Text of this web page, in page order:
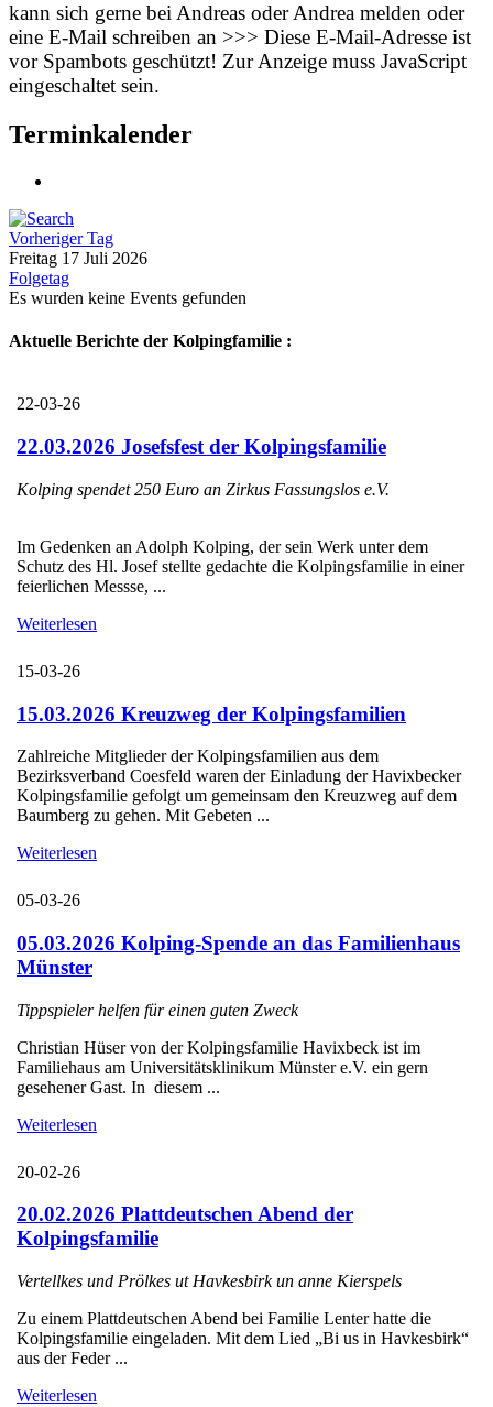
kann sich gerne bei Andreas oder Andrea melden oder
eine E-Mail schreiben an >>> Diese E-Mail-Adresse ist
vor Spambots geschützt! Zur Anzeige muss JavaScript
eingeschaltet sein.
Terminkalender
Vorheriger Tag
Freitag 17 Juli 2026
Folgetag
Es wurden keine Events gefunden
Aktuelle Berichte der Kolpingfamilie :
22-03-26
22.03.2026 Josefsfest der Kolpingsfamilie
Kolping spendet 250 Euro an Zirkus Fassungslos e.V.
Im Gedenken an Adolph Kolping, der sein Werk unter dem
Schutz des Hl. Josef stellte gedachte die Kolpingsfamilie in einer
feierlichen Messse, ...
Weiterlesen
15-03-26
15.03.2026 Kreuzweg der Kolpingsfamilien
Zahlreiche Mitglieder der Kolpingsfamilien aus dem
Bezirksverband Coesfeld waren der Einladung der Havixbecker
Kolpingsfamilie gefolgt um gemeinsam den Kreuzweg auf dem
Baumberg zu gehen. Mit Gebeten ...
Weiterlesen
05-03-26
05.03.2026 Kolping-Spende an das Familienhaus
Münster
Tippspieler helfen für einen guten Zweck
Christian Hüser von der Kolpingsfamilie Havixbeck ist im
Familiehaus am Universitätsklinikum Münster e.V. ein gern
gesehener Gast. In diesem ...
Weiterlesen
20-02-26
20.02.2026 Plattdeutschen Abend der
Kolpingsfamilie
Vertellkes und Prölkes ut Havkesbirk un anne Kierspels
Zu einem Plattdeutschen Abend bei Familie Lenter hatte die
Kolpingsfamilie eingeladen. Mit dem Lied „Bi us in Havkesbirk“
aus der Feder ...
Weiterlesen